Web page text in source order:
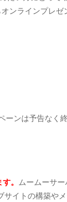
ンラインプレゼ
ーンは予告なく
。 ムームーサ
イトの構築や